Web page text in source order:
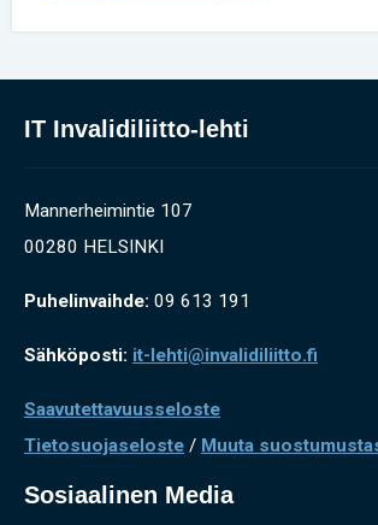
IT Invalidiliitto-lehti
Mannerheimintie 107
00280 HELSINKI
Puhelinvaihde: 09 613 191
Sähköposti: it-lehti@invalidiliitto.fi
Saavutettavuusseloste
Tietosuojaseloste / Muuta
Sosiaalinen Media